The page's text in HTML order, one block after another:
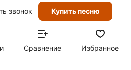
звонок Купить песню
Сравнение Избранное